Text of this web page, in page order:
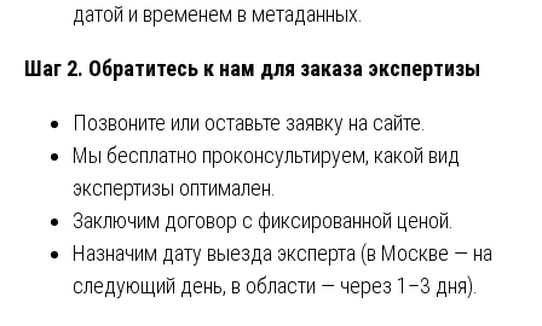
датой и временем в метаданных.
Шаг 2. Обратитесь к нам для заказа экспертизы
Позвоните или оставьте заявку на сайте.
Мы бесплатно проконсультируем, какой вид
экспертизы оптимален.
Заключим договор с фиксированной ценой.
Назначим дату выезда эксперта (в Москве — на
следующий день, в области — через 1–3 дня).